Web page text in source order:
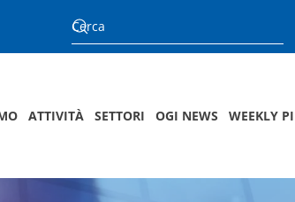
ATTIVITÀ SETTORI OGI NEWS WEEKLY